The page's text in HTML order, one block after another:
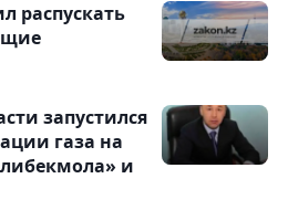
распускать
запустился
газа на
и